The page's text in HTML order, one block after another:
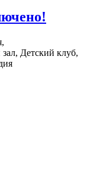
Детский клуб,